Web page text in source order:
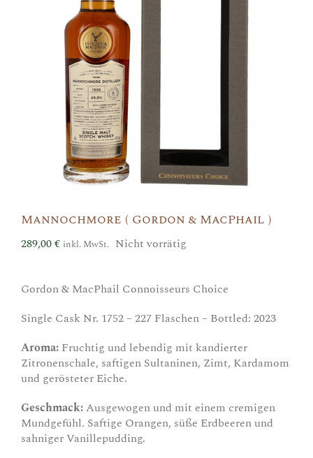
Mannochmore ( Gordon & MacPhail )
289,00€ inkl. MwSt. Nicht vorrätig
Gordon & MacPhail Connoisseurs Choice
Single Cask Nr. 1752 – 227 Flaschen – Bottled: 2023
Aroma: Fruchtig und lebendig mit kandierter
Zitronenschale, saftigen Sultaninen, Zimt, Kardamom
und gerösteter Eiche.
Geschmack:Ausgewogen und mit einem cremigen
Mundgefühl. Saftige Orangen, süße Erdbeeren und
sahniger Vanillepudding.